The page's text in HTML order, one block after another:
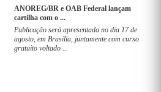
ANOREG/BR e OAB Federal lançam
cartilha com o ...
Publicação será apresentada no dia 17 de
agosto, em Brasília, juntamente com curso
gratuito voltado ...